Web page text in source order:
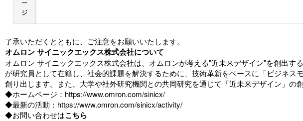
了承いただくとともに、ご注意をお願いいたします。
オムロン サイニックエックス株式会社について
オムロン サイニックエックス株式会社は、オムロンが考える"近未来デザイン"を創出
が研究員として在籍し、社会的課題を解決するために、技術革新をベースに「ビジネ
創り出します。また、大学や社外研究機関との共同研究を通じて「近未来デザイン」の
◆ホームページ： https://www.omron.com/sinicx/
◆最新の活動： https://www.omron.com/sinicx/activity/
◆お問い合わせはこちら